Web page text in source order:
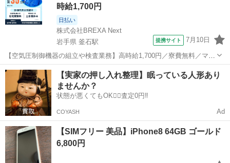
時給1,700円
日払い
株式会社BREXA Next
岩手県 釜石駅
提携サイト 7月10日
【空気圧制御機器の組立や検査業務】高時給1,700円／寮費無料／マイ
カー通勤OK＆工場敷地内に無料駐車場あり 人気の工場のお仕事 ◇空
気圧制御機器（シリンダ、バルブ等）の製造・組立、検査、梱包、入
出荷業務◇ ＊大手メーカー...
岩手 釜石市 釜石駅 その他
【実家の押し入れ整理】眠っている人形あり
ませんか？
状態が悪くてもOK🙆‍♀️査定0円‼️
COYASH Ad
【SIMフリー 美品】iPhone8 64GB ゴールド
6,800円